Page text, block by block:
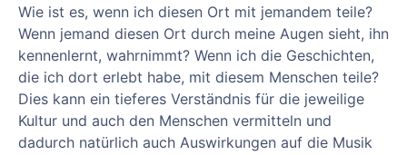
Wie ist es, wenn ich diesen Ort mit jemandem teile?
Wenn jemand diesen Ort durch meine Augen sieht, ihn
kennenlernt, wahrnimmt? Wenn ich die Geschichten,
die ich dort erlebt habe, mit diesem Menschen teile?
Dies kann ein tieferes Verständnis für die jeweilige
Kultur und auch den Menschen vermitteln und
dadurch natürlich auch Auswirkungen auf die Musik